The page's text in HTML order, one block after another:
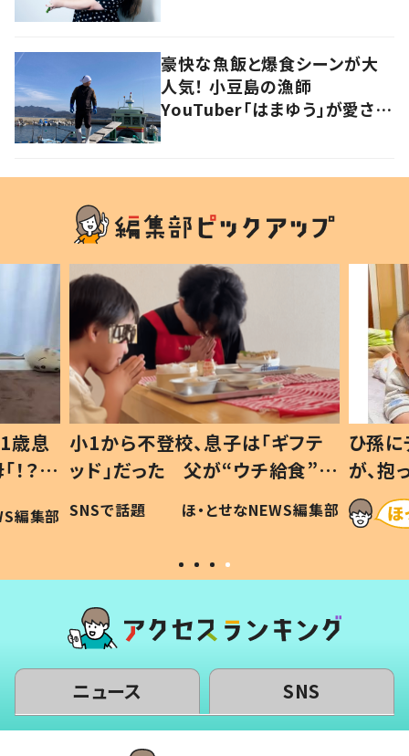
豪快な魚飯と爆食シーンが大
人気！ 小豆島の漁師
YouTuber「はまゆう」が愛され
歳息
？」
編集部
小1から不登校、息子は「ギフテ
ッド」だった 父が“ウチ給食”を
作り続ける理由とは #令和の親
#令和の子
SNSで話題 ほ・とせなNEWS編集部
ひ孫
が、
「涙が
い」
ニュース SNS